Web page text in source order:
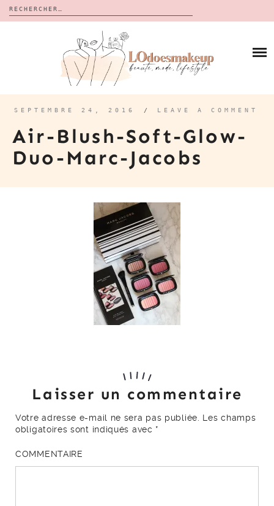
Rechercher :
CALENDRIERS DE L’AVENT
BON PLAN
À PROPOS
CONTACT
SEPTEMBRE 24, 2016 / LEAVE A COMMENT
Air-Blush-Soft-Glow-
Duo-Marc-Jacobs
Laisser un commentaire
Votre adresse e-mail ne sera pas publiée.
Les champs
obligatoires sont indiqués avec *
COMMENTAIRE